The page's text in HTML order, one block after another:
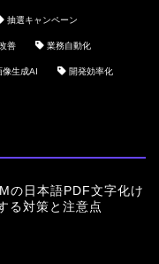
抽選キャンペーン
善 業務自動化
像生成AI 開発効率化
の日本語PDF文字化け
る対策と注意点